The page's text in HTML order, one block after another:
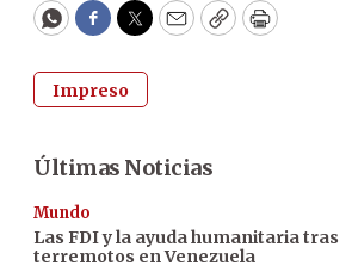
WhatsApp
Facebook
Twitter
EmailCopyPrint
Impreso
Últimas Noticias
Mundo
Las FDI y la ayuda humanitaria tras
terremotos en Venezuela